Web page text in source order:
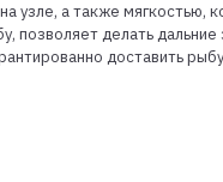
узле, а также мягкостью,
позволяет делать
доставить